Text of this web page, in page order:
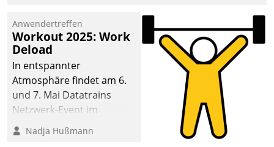
Anwendertreffen
Workout 2025: Work
Deload
In entspannter
Atmosphäre findet am 6.
und 7. Mai Datatrains
Netzwerk-Event im
Kunden- und Partnerkreis
statt. Zentrale Frage: Wie
Nadja Hußmann